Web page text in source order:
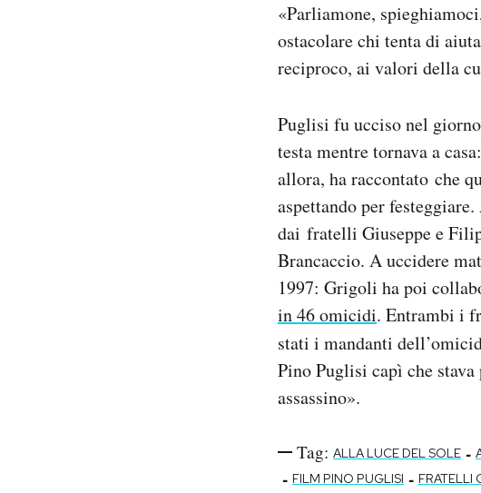
«Parliamone,
ostacolare chi tenta di
reciproco, ai valori della
Puglisi fu ucciso nel
testa mentre tornava a
allora, ha raccontato che
aspettando per
dai fratelli Giuseppe e
Brancaccio. A uccidere
1997: Grigoli ha poi
in 46 omicidi. Entrambi i
stati i mandanti
Pino Puglisi capì che stava
assassino».
Tag: ALLA LUCE DEL SOLE -
- FILM PINO PUGLISI - FRATELLI